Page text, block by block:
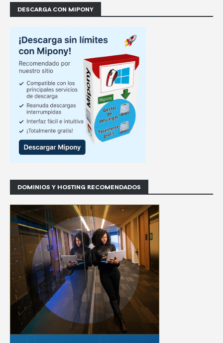
DESCARGA CON MIPONY
DOMINIOS Y HOSTING RECOMENDADOS